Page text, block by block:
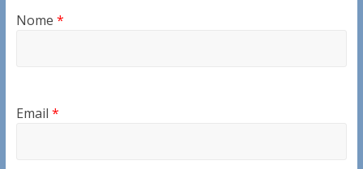
Nome *
Email *